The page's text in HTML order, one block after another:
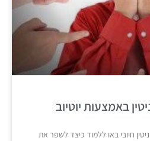
באמצעות יוטיוב
חיובי באו ללמוד כיצד לשפר את